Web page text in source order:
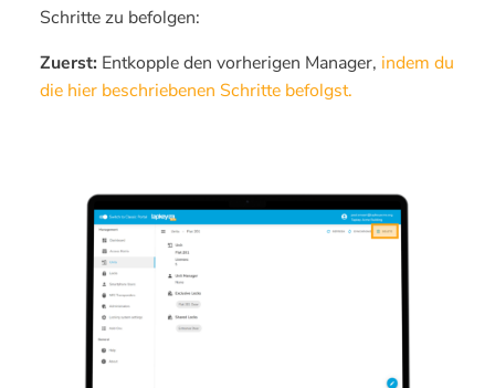
Schritte zu befolgen:
Zuerst: Entkopple den vorherigen Manager, indem du
die hier beschriebenen Schritte befolgst.